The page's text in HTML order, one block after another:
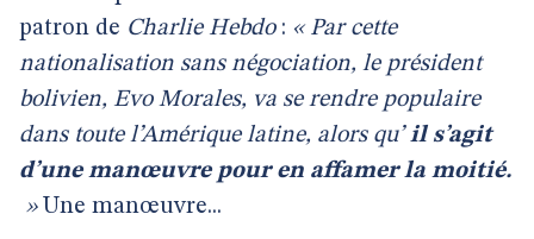
patron de Charlie Hebdo: « Par cette
nationalisation sans négociation, le président
bolivien, Evo Morales, va se rendre populaire
dans toute l’Amérique latine, alors qu’ il s’agit
d’une manœuvre pour en affamer la moitié.
»Une manœuvre...